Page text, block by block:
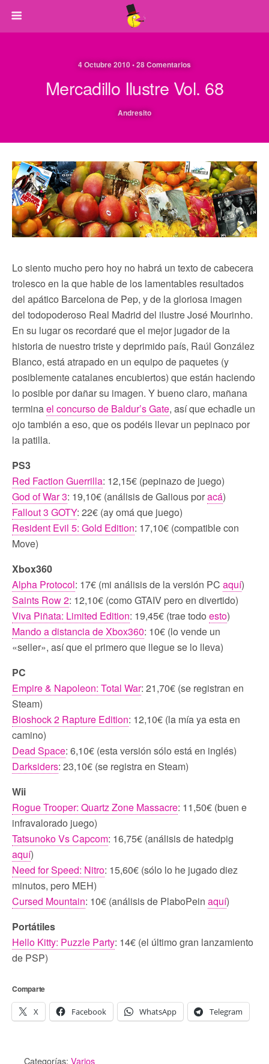
4 Octubre 2010 • 28 Comentarios
Mercadillo Ilustre Vol. 68
Andresito
Lo siento mucho pero hoy no habrá un texto de cabecera
trolesco en la que hable de los lamentables resultados
del apático Barcelona de Pep, y de la gloriosa imagen
del todopoderoso Real Madrid del ilustre José Mourinho.
En su lugar os recordaré que el mejor jugador de la
historia de nuestro triste y deprimido país, Raúl González
Blanco, está atrapado en un equipo de paquetes (y
posiblemente catalanes encubiertos) que están haciendo
lo posible por dañar su imagen. Y bueno claro, mañana
terminael concurso de Baldur’s Gate, así que echadle un
ojo también a eso, que os podéis llevar un pepinaco por
la patilla.
PS3
Red Faction Guerrilla: 12,15€ (pepinazo de juego)
God of War 3: 19,10€ (análisis de Galious poracá)
Fallout 3 GOTY: 22€ (ay omá que juego)
Resident Evil 5: Gold Edition: 17,10€ (compatible con
Move)
Xbox360
Alpha Protocol: 17€ (mi análisis de la versión PC aquí)
Saints Row 2: 12,10€ (como GTAIV pero en divertido)
Viva Piñata: Limited Edition: 19,45€ (trae todo esto)
Mando a distancia de Xbox360: 10€ (lo vende un
«seller», así que el primero que llegue se lo lleva)
PC
Empire & Napoleon: Total War: 21,70€ (se registran en
Steam)
Bioshock 2 Rapture Edition: 12,10€ (la mía ya esta en
camino)
Dead Space: 6,10€ (esta versión sólo está en inglés)
Darksiders: 23,10€ (se registra en Steam)
Wii
Rogue Trooper: Quartz Zone Massacre: 11,50€ (buen e
infravalorado juego)
Tatsunoko Vs Capcom: 16,75€ (análisis de hatedpig
aquí)
Need for Speed: Nitro: 15,60€ (sólo lo he jugado diez
minutos, pero MEH)
Cursed Mountain: 10€ (análisis de PlaboPein aquí)
Portátiles
Hello Kitty: Puzzle Party: 14€ (el último gran lanzamiento
de PSP)
Comparte
X Facebook WhatsApp Telegram
Categorías: Varios